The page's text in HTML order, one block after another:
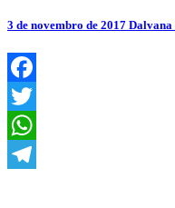
3 de novembro de 2017 Dalvana
Facebook
Twitter
WhatsApp